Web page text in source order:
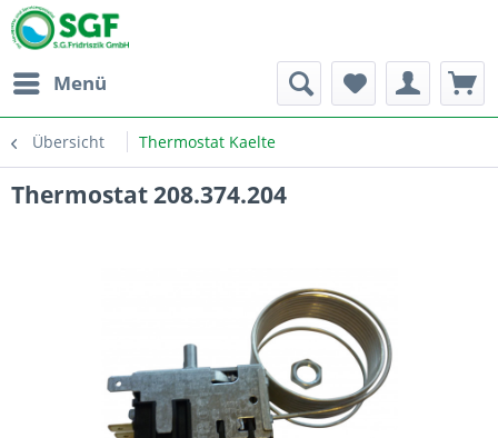
Menü
Übersicht Thermostat Kaelte
Thermostat 208.374.204